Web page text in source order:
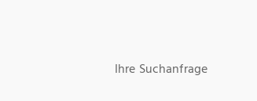
Ihre Suchanfrage